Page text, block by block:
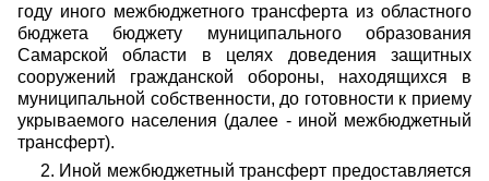
году иного межбюджетного трансферта из областного
бюджета бюджету муниципального образования
Самарской области в целях доведения защитных
сооружений гражданской обороны, находящихся в
муниципальной собственности, до готовности к приему
укрываемого населения (далее - иной межбюджетный
трансферт).
2. Иной межбюджетный трансферт предоставляется